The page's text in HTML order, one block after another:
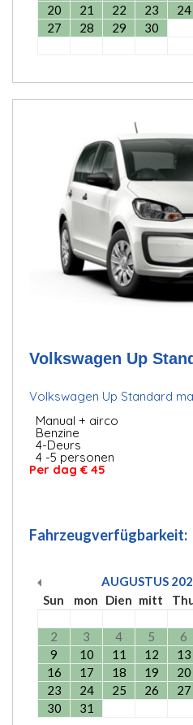
20
21 22 23 24
27
28 29 30
Volkswagen Up
Volkswagen Up Standard
Manual + airco
Benzine
4-Deurs
4 -5 personen
Per dag € 45
Fahrzeugverfügbarkeit:
AUGUSTUS
Sun
mon Dien mitt
2
3 4 5 6
9
10 11 12 13
16
17 18 19 20
23
24 25 26 27
30
31